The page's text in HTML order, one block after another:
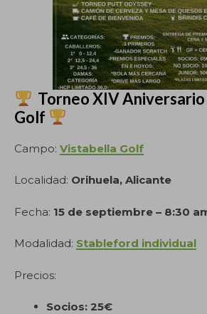
Torneo XIV
Golf
Campo: Vistabella Golf
Localidad: Orihuela, Alicante
Fecha: 15 de septiembre – 8:30
Modalidad: Stableford individual
Precios:
Socios: 25€